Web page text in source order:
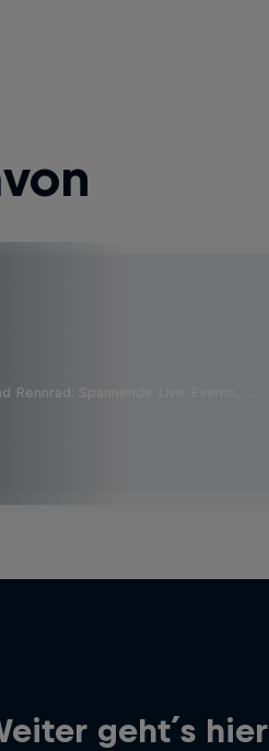
Rennrad: Spannende Live-Events, …
geht´s hier